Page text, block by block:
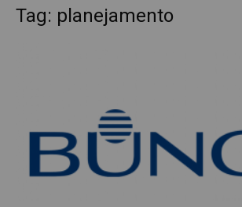
Tag: planejamento